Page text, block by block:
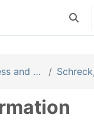
Business and Management